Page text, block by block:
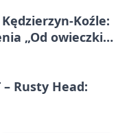
Koźle:
„Od owieczki
– Rusty Head: